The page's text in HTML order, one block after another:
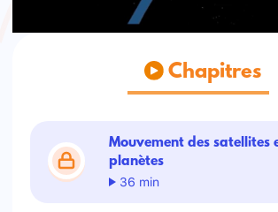
Chapitres
Mouvement des satellites
planètes
36 min